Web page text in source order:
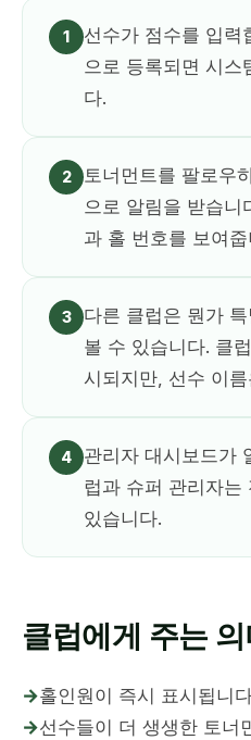
1
선수가 점수를 입력
으로 등록되면 시스
다.
2
토너먼트를 팔로우
으로 알림을 받습니
과 홀 번호를 보여줍
3
다른 클럽은 뭔가
볼 수 있습니다. 클
시되지만, 선수 이
4
관리자 대시보드가
럽과 슈퍼 관리자는
있습니다.
클럽에게 주는 의
→홀인원이 즉시 표시됩니
→선수들이 더 생생한 토너